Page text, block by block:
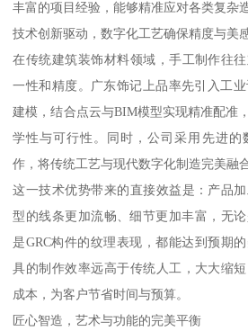
丰富的项目经验，能够精准应对各类复杂
技术创新驱动，数字化工艺确保精度与美
在传统建筑装饰材料领域，手工制作往
一性和精度。广东饰记上品率先引入工
建模，结合点云与BIM模型实现精准配准
学性与可行性。同时，公司采用先进的
作，将传统工艺与现代数字化制造完美融合
这一技术优势带来的直接效益是：产品
型的线条更加流畅、细节更加丰富，无
是GRC构件的纹理表现，都能达到预期
具的制作效率远高于传统人工，大大缩
成本，为客户节省时间与预算。
匠心智造，艺术与功能的完美平衡